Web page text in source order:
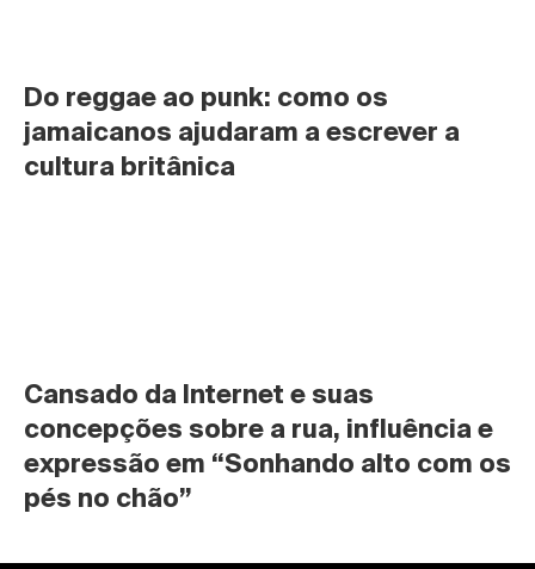
Do reggae ao punk: como os
jamaicanos ajudaram a escrever a
cultura britânica
Cansado da Internet e suas
concepções sobre a rua, influência e
expressão em “Sonhando alto com os
pés no chão”